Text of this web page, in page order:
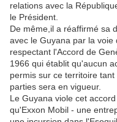
relations avec la
le Président.
De même,il a réaffirmé sa
avec le Guyana par la
respectant l'Accord de
1966 qui établit qu'aucun
permis sur ce territoire
parties sera en vigueur.
Le Guyana viole cet
qu'Exxon Mobil - une